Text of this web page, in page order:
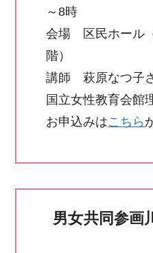
～8時
会場 区民ホール
階）
講師 萩原なつ子
国立女性教育会館
お申込みはこちら
男女共同参画